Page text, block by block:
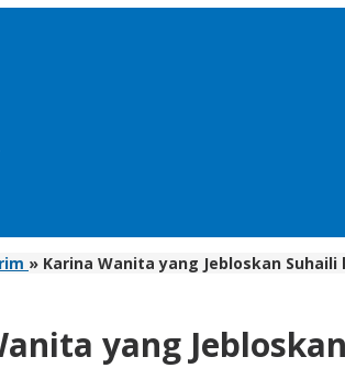
» Karina Wanita yang Jebloskan Suhaili
yang